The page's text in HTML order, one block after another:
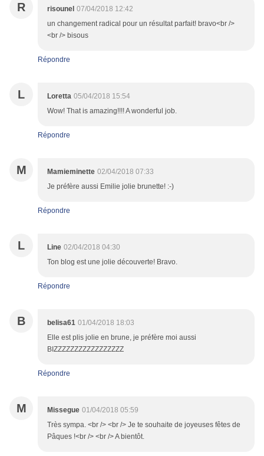
R risounel 07/04/2018 12:42
un changement radical pour un résultat parfait! bravo<br />
<br /> bisous
Répondre
L Loretta 05/04/2018 15:54
Wow! That is amazing!!!! A wonderful job.
Répondre
M Mamieminette 02/04/2018 07:33
Je préfère aussi Emilie jolie brunette! :-)
Répondre
L Line 02/04/2018 04:30
Ton blog est une jolie découverte! Bravo.
Répondre
B belisa61 01/04/2018 18:03
Elle est plis jolie en brune, je préfère moi aussi
BIZZZZZZZZZZZZZZZZZ
Répondre
M Missegue 01/04/2018 05:59
Très sympa. <br /> <br /> Je te souhaite de joyeuses fêtes de
Pâques !<br /> <br /> A bientôt.